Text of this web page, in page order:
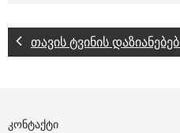
თავის ტვინის
ᲙᲝᲜᲢᲐᲥᲢᲘ